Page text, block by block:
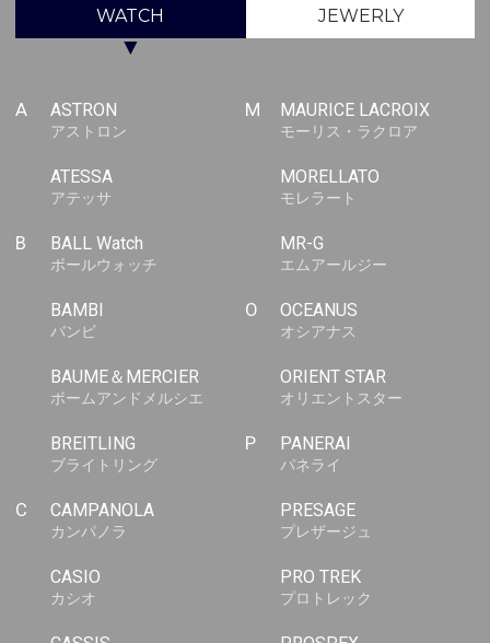
WATCH JEWERLY
▼
A ASTRON
アストロン
ATESSA
アテッサ
B BALL Watch
ボールウォッチ
BAMBI
バンビ
BAUME＆MERCIER
ボームアンドメルシエ
BREITLING
ブライトリング
C CAMPANOLA
カンパノラ
CASIO
カシオ
M MAURICE LACROIX
モーリス・ラクロア
MORELLATO
モレラート
MR-G
エムアールジー
O OCEANUS
オシアナス
ORIENT STAR
オリエントスター
P PANERAI
パネライ
PRESAGE
プレザージュ
PRO TREK
プロトレック